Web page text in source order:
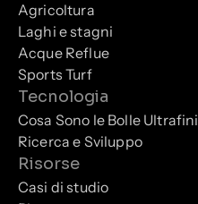
Agricoltura
Laghi e stagni
Acque Reflue
Sports Turf
Tecnologia
Cosa Sono le Bolle Ultrafini
Ricerca e Sviluppo
Risorse
Casi di studio